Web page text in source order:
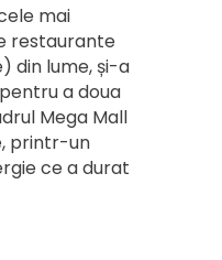
mai
restaurante
din lume, și-a
a doua
Mega Mall
printr-un
ce a durat